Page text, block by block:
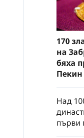
170
на
бяха
Пекин
Над
първи